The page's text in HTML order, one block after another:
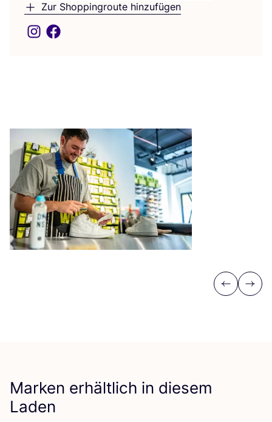
Zur Shoppingroute hinzufügen
Previous
Next
Marken erhältlich in diesem
Laden